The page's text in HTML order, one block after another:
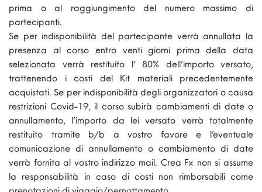
prima o al raggiungimento del numero massimo di
partecipanti.
Se per indisponibilità del partecipante verrà annullata la
presenza al corso entro venti giorni prima della data
selezionata verrà restituito l’ 80% dell’importo versato,
trattenendo i costi del Kit materiali precedentemente
acquistati. Se per indisponibilità degli organizzatori o causa
restrizioni Covid-19, il corso subirà cambiamenti di date o
annullamento, l’importo da lei versato verrà totalmente
restituito tramite b/b a vostro favore e l’eventuale
comunicazione di annullamento o cambiamento di date
verrà fornita al vostro indirizzo mail. Crea Fx non si assume
la responsabilità in caso di costi non rimborsabili come